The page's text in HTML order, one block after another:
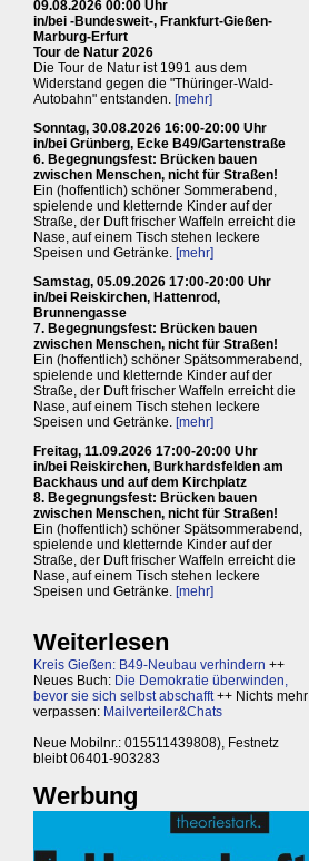
09.08.2026 00:00 Uhr
in/bei -Bundesweit-, Frankfurt-Gießen-
Marburg-Erfurt
Tour de Natur 2026
Die Tour de Natur ist 1991 aus dem
Widerstand gegen die "Thüringer-Wald-
Autobahn" entstanden. [mehr]
Sonntag, 30.08.2026 16:00-20:00 Uhr
in/bei Grünberg, Ecke B49/Gartenstraße
6. Begegnungsfest: Brücken bauen
zwischen Menschen, nicht für Straßen!
Ein (hoffentlich) schöner Sommerabend,
spielende und kletternde Kinder auf der
Straße, der Duft frischer Waffeln erreicht die
Nase, auf einem Tisch stehen leckere
Speisen und Getränke. [mehr]
Samstag, 05.09.2026 17:00-20:00 Uhr
in/bei Reiskirchen, Hattenrod,
Brunnengasse
7. Begegnungsfest: Brücken bauen
zwischen Menschen, nicht für Straßen!
Ein (hoffentlich) schöner Spätsommerabend,
spielende und kletternde Kinder auf der
Straße, der Duft frischer Waffeln erreicht die
Nase, auf einem Tisch stehen leckere
Speisen und Getränke. [mehr]
Freitag, 11.09.2026 17:00-20:00 Uhr
in/bei Reiskirchen, Burkhardsfelden am
Backhaus und auf dem Kirchplatz
8. Begegnungsfest: Brücken bauen
zwischen Menschen, nicht für Straßen!
Ein (hoffentlich) schöner Spätsommerabend,
spielende und kletternde Kinder auf der
Straße, der Duft frischer Waffeln erreicht die
Nase, auf einem Tisch stehen leckere
Speisen und Getränke. [mehr]
Weiterlesen
Kreis Gießen: B49-Neubau verhindern ++
Neues Buch: Die Demokratie überwinden,
bevor sie sich selbst abschafft++ Nichts mehr
verpassen: Mailverteiler&Chats
Neue Mobilnr.: 015511439808), Festnetz
bleibt 06401-903283
Werbung